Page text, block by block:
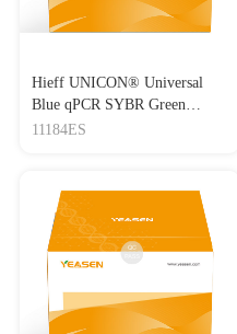
Hieff UNICON® Universal
Blue qPCR SYBR Green
Master Mix
11184ES